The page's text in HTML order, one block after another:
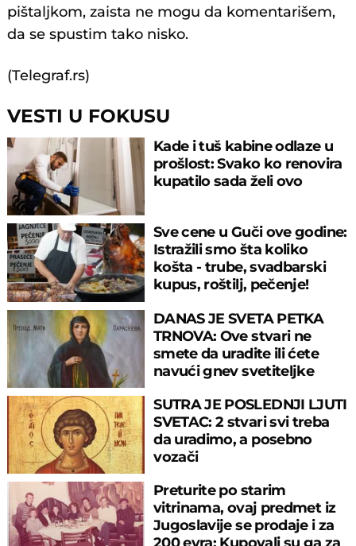
pištaljkom, zaista ne mogu da komentarišem,
da se spustim tako nisko.
(Telegraf.rs)
VESTI U FOKUSU
Kade i tuš kabine odlaze u
prošlost: Svako ko renovira
kupatilo sada želi ovo
Sve cene u Guči ove godine:
Istražili smo šta koliko
košta - trube, svadbarski
kupus, roštilj, pečenje!
DANAS JE SVETA PETKA
TRNOVA: Ove stvari ne
smete da uradite ili ćete
navući gnev svetiteljke
SUTRA JE POSLEDNJI LJUTI
SVETAC: 2 stvari svi treba
da uradimo, a posebno
vozači
Preturite po starim
vitrinama, ovaj predmet iz
Jugoslavije se prodaje i za
200 evra: Kupovali su ga za